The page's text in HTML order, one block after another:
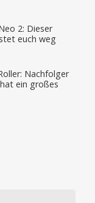
2: Dieser
euch weg
Nachfolger
ein großes